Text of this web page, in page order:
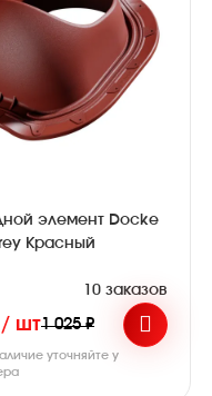
элемент Docke
Красный
10 заказов
/ шт1 025 ₽
уточняйте у